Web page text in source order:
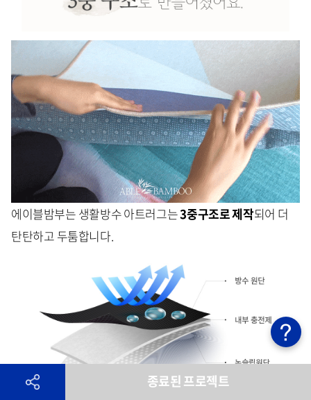
에이블밤부는 생활방수 아트러그는3중구조로 제작되어 더
탄탄하고 두툼합니다.
종료된 프로젝트